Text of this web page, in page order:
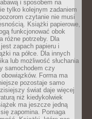
i sposobem na
tylko kolejnym zadaniem
czytanie nie musi
Książki papierowe,
funkcjonować obok
różne potrzeby. Dla
zapach papieru i
na półce. Dla innych
lub możliwość słuchania
samochodem czy
Forma ma
pozostaje samo
świat daje więcej
niż kiedykolwiek
ma jeszcze jedną
zapomina. Pomaga